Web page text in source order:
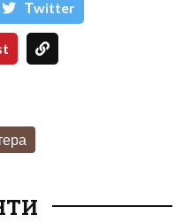
Тwitter